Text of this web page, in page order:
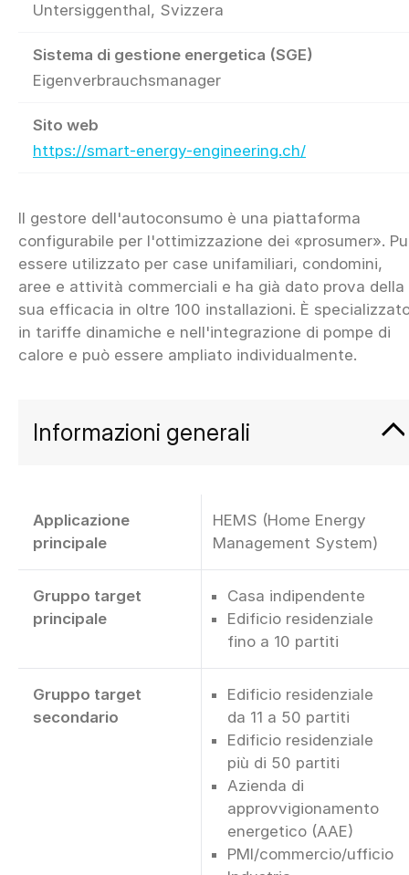
Untersiggenthal, Svizzera
Sistema di gestione energetica (SGE)
Eigenverbrauchsmanager
Sito web
https://smart-energy-engineering.ch/
Il gestore dell'autoconsumo è una piattaforma
configurabile per l'ottimizzazione dei «prosumer».
essere utilizzato per case unifamiliari, condomini,
aree e attività commerciali e ha già dato prova della
sua efficacia in oltre 100 installazioni. È
in tariffe dinamiche e nell'integrazione di pompe di
Informazioni generali
Applicazione
principale
HEMS (Home Energy
Management System)
Gruppo target
principale
Casa indipendente
Edificio residenziale
fino a 10 partiti
Gruppo target
secondario
Edificio residenziale
da 11 a 50 partiti
Edificio residenziale
più di 50 partiti
Azienda di
approvvigionamento
energetico (AAE)
PMI/commercio/ufficio